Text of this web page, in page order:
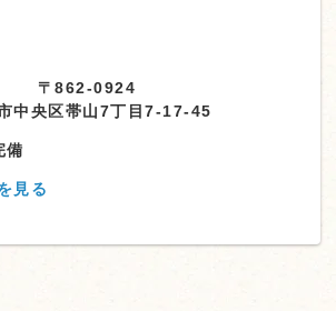
〒862-0924
中央区帯山7丁目7-17-45
備
見る